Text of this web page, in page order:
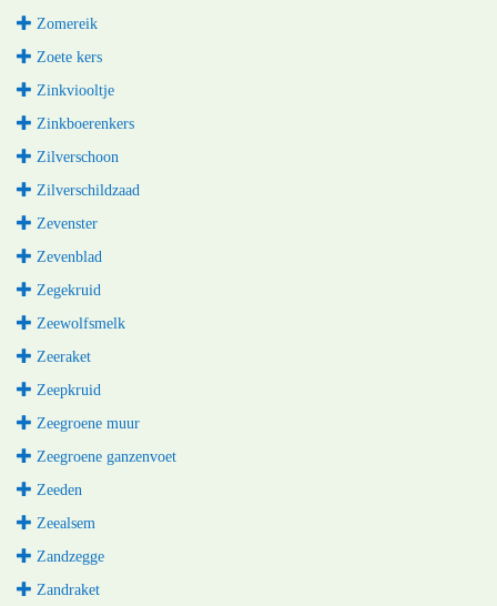
Zomereik
Zoete kers
Zinkviooltje
Zinkboerenkers
Zilverschoon
Zilverschildzaad
Zevenster
Zevenblad
Zegekruid
Zeewolfsmelk
Zeeraket
Zeepkruid
Zeegroene muur
Zeegroene ganzenvoet
Zeeden
Zeealsem
Zandzegge
Zandraket